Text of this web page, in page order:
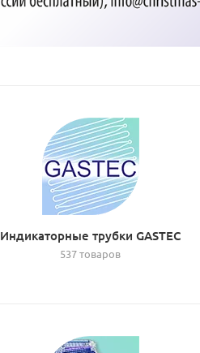
Индикаторные трубки GASTEC
537 товаров